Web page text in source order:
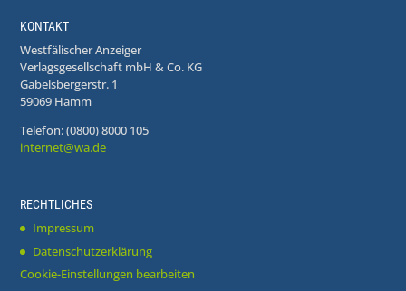
KONTAKT
Westfälischer Anzeiger
Verlagsgesellschaft mbH & Co. KG
Gabelsbergerstr. 1
59069 Hamm
Telefon: (0800) 8000 105
internet@wa.de
RECHTLICHES
Impressum
Datenschutzerklärung
Cookie-Einstellungen bearbeiten